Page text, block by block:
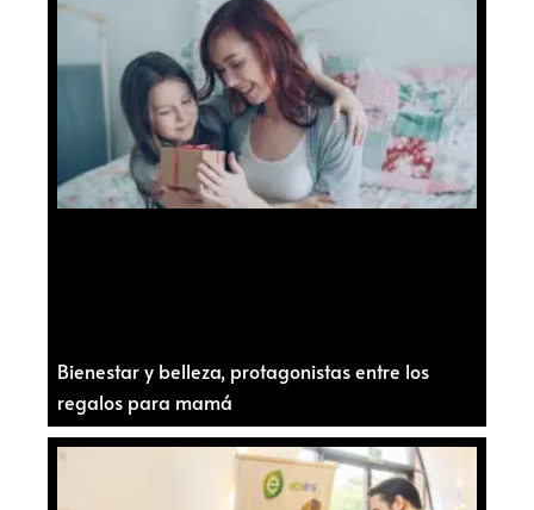
Bienestar y belleza, protagonistas entre los
regalos para mamá